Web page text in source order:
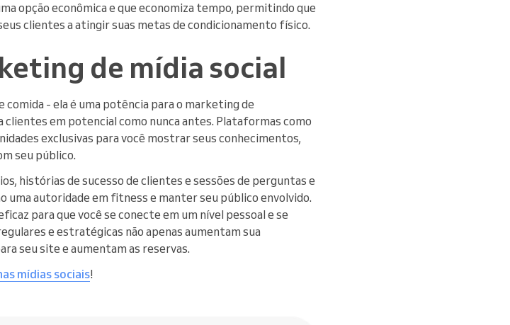
opção econômica e que economiza tempo, permitindo que
clientes a atingir suas metas de condicionamento físico.
de mídia social
comida - ela é uma potência para o marketing de
em potencial como nunca antes. Plataformas como
exclusivas para você mostrar seus conhecimentos,
seu público.
histórias de sucesso de clientes e sessões de perguntas e
uma autoridade em fitness e manter seu público envolvido.
para que você se conecte em um nível pessoal e se
e estratégicas não apenas aumentam sua
seu site e aumentam as reservas.
mídias sociais!